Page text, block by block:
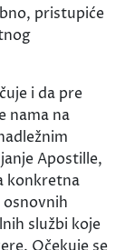
pristupiće
i da pre
nama na
Apostille,
konkretna
službi koje
Očekuje se